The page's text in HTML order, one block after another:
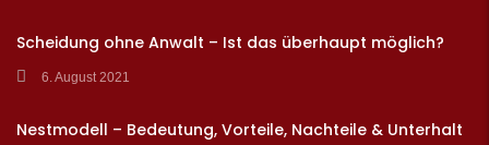
Scheidung ohne Anwalt – Ist das überhaupt möglich?
6. August 2021
Nestmodell – Bedeutung, Vorteile, Nachteile & Unterhalt